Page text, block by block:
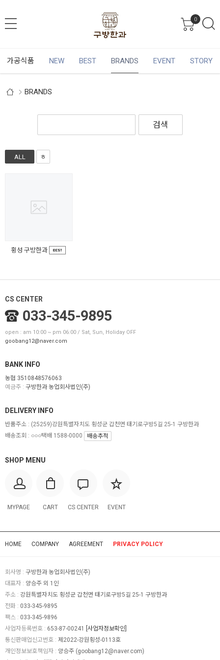
0
가공식품 NEW BEST BRANDS EVENT STORY
BRANDS
검색
ALL ㅎ
횡성 구방한과
CS CENTER
033-345-9895
open : am 10:00 ~ pm 06:00 / Sat, Sun, Holiday OFF
goobang12@naver.com
BANK INFO
농협 3510848576063
예금주 : 구방한과 농업회사법인(주)
SHOP MENU
MYPAGE CART CS CENTER EVENT
DELIVERY INFO
반품주소 : (25259)강원특별자치도 횡성군 갑천면 태기로구방5길 25-1 구방한과
배송조회 : ○○○택배 1588-0000
배송추적
HOME COMPANY AGREEMENT PRIVACY POLICY
회사명 : 구방한과 농업회사법인(주)
대표자 : 양승주 외 1인
주소 : 강원특별자치도 횡성군 갑천면 태기로구방5길 25-1 구방한과
전화 : 033-345-9895
팩스 : 033-345-9896
사업자등록번호 : 653-87-00241
[사업자정보확인]
통신판매업신고번호 : 제2022-강원횡성-0113호
개인정보보호책임자 : 양승주 (goobang12@naver.com)